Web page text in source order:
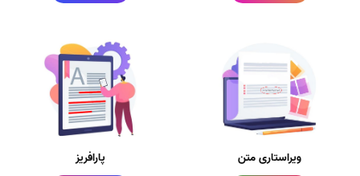
ویراستاری متن پارافریز